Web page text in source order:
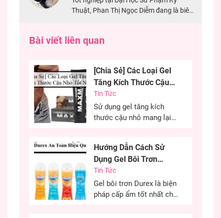
Thuật, Phan Thị Ngọc Diễm đang là biên
sextoy. Đảm bảo nội dung chính xác, an
Bài viết liên quan
[Chia Sẻ] Các Loại Gel
Tăng Kích Thước Cậu
Nhỏ Tốt Nhất
Tin Tức
Sử dụng gel tăng kích
thước cậu nhỏ mang lại
đến sự tự tin cho các
chàng trai. Đây là phương
pháp được nhiều anh em
lựa chọn nhằm cải thiện
kích thước cùng khả năng
Hướng Dẫn Cách Sử
Dụng Gel Bôi Trơn
Durex An Toàn Hiệu
Quả
Tin Tức
Gel bôi trơn Durex là biện
pháp cấp ẩm tốt nhất cho